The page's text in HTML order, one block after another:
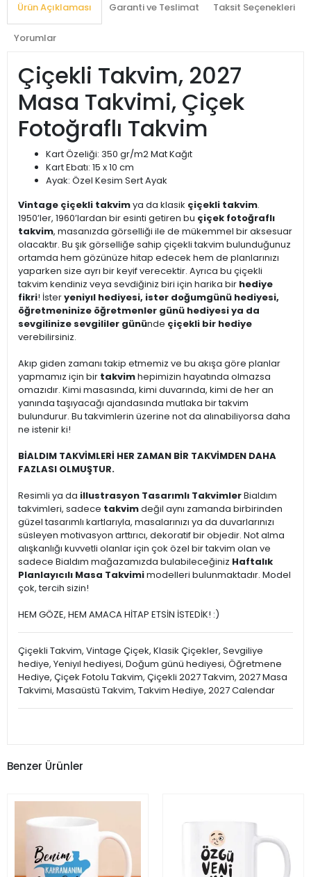
Ürün Açıklaması Garanti ve Teslimat Taksit Seçenekleri
Yorumlar
Çiçekli Takvim, 2027
Masa Takvimi, Çiçek
Fotoğraflı Takvim
Kart Özeliği: 350 gr/m2 Mat Kağıt
Kart Ebatı: 15 x 10 cm
Ayak: Özel Kesim Sert Ayak
Vintage çiçekli takvimya da klasik çiçekli takvim.
1950’ler, 1960’lardan bir esinti getiren bu çiçek fotoğraflı
takvim, masanızda görselliği ile de mükemmel bir aksesuar
olacaktır. Bu şık görselliğe sahip çiçekli takvim bulunduğunuz
ortamda hem gözünüze hitap edecek hem de planlarınızı
yaparken size ayrı bir keyif verecektir. Ayrıca bu çiçekli
takvim kendiniz veya sevdiğiniz biri için harika bir hediye
fikri! İsteryeniyıl hediyesi, ister doğumgünü hediyesi,
öğretmeninize öğretmenler günü hediyesi ya da
sevgilinize sevgililer gününde çiçekli bir hediye
verebilirsiniz.
Akıp giden zamanı takip etmemiz ve bu akışa göre planlar
yapmamız için bir takvimhepimizin hayatında olmazsa
omazıdır. Kimi masasında, kimi duvarında, kimi de her an
yanında taşıyacağı ajandasında mutlaka bir takvim
bulundurur. Bu takvimlerin üzerine not da alınabiliyorsa daha
ne istenir ki!
BİALDIM TAKVİMLERİ HER ZAMAN BİR TAKVİMDEN DAHA
FAZLASI OLMUŞTUR.
Resimli ya da illustrasyon Tasarımlı TakvimlerBialdım
takvimleri, sadece takvimdeğil aynı zamanda birbirinden
güzel tasarımlı kartlarıyla, masalarınızı ya da duvarlarınızı
süsleyen motivasyon arttırıcı, dekoratif bir objedir. Not alma
alışkanlığı kuvvetli olanlar için çok özel bir takvim olan ve
sadece Bialdım mağazamızda bulabileceğiniz Haftalık
Planlayıcılı Masa Takvimimodelleri bulunmaktadır. Model
çok, tercih sizin!
HEM GÖZE, HEM AMACA HİTAP ETSİN İSTEDİK! :)
Çiçekli Takvim, Vintage Çiçek, Klasik Çiçekler, Sevgiliye
hediye, Yeniyıl hediyesi, Doğum günü hediyesi, Öğretmene
Hediye, Çiçek Fotolu Takvim, Çiçekli 2027 Takvim, 2027 Masa
Takvimi, Masaüstü Takvim, Takvim Hediye, 2027 Calendar
Benzer Ürünler